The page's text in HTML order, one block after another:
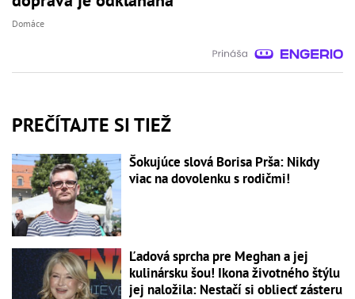
Domáce
PREČÍTAJTE SI TIEŽ
Šokujúce slová Borisa Prša: Nikdy
viac na dovolenku s rodičmi!
Ľadová sprcha pre Meghan a jej
kulinársku šou! Ikona životného štýlu
jej naložila: Nestačí si obliecť zásteru